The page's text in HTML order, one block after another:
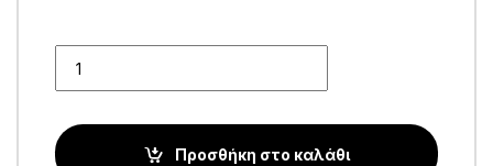
Προσθήκη στο καλάθι